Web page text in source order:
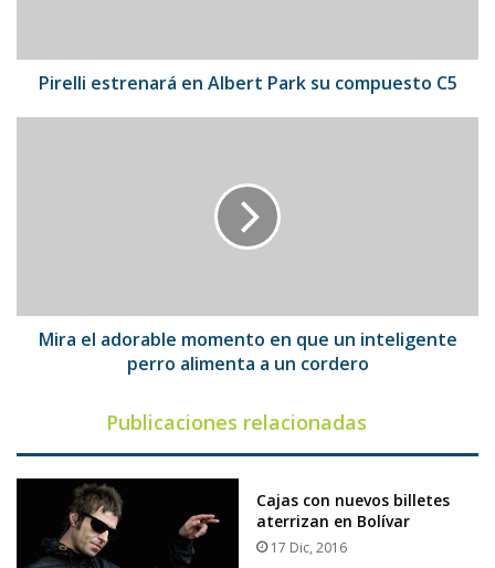
Pirelli estrenará en Albert Park su compuesto C5
perro
alimenta
Mira el adorable momento en que un inteligente
perro alimenta a un cordero
Publicaciones relacionadas
Cajas con nuevos billetes
aterrizan en Bolívar
17 Dic, 2016